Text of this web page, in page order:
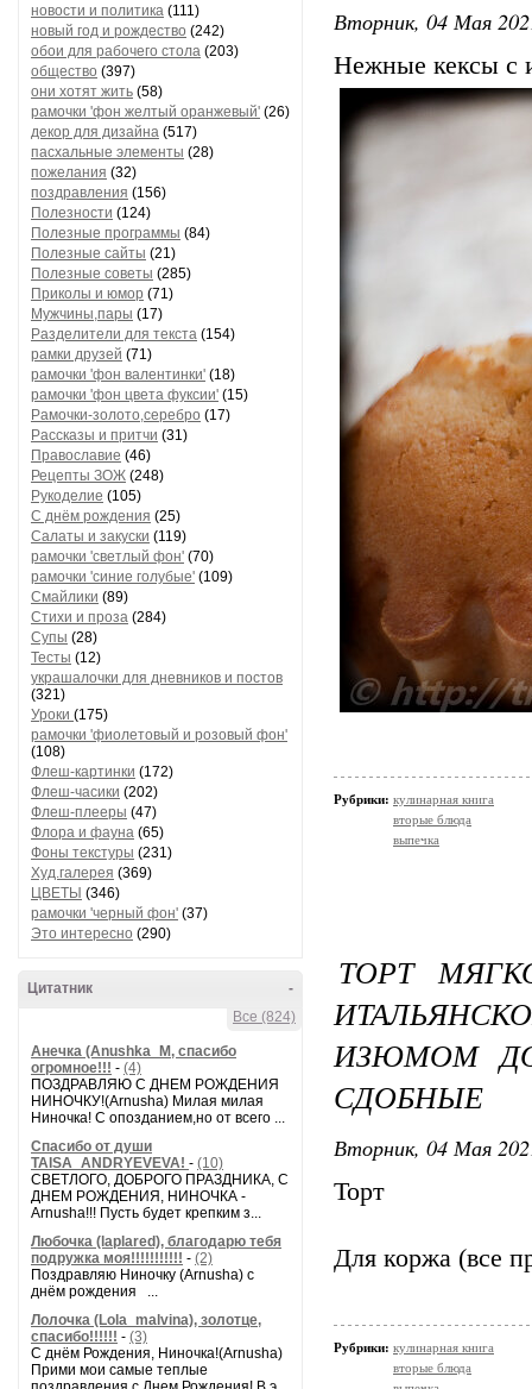
новости и политика (111)
новый год и рождество (242)
обои для рабочего стола (203)
общество (397)
они хотят жить (58)
рамочки 'фон желтый оранжевый' (26)
декор для дизайна (517)
пасхальные элементы (28)
пожелания (32)
поздравления (156)
Полезности (124)
Полезные программы (84)
Полезные сайты (21)
Полезные советы (285)
Приколы и юмор (71)
Мужчины,пары (17)
Разделители для текста (154)
рамки друзей (71)
рамочки 'фон валентинки' (18)
рамочки 'фон цвета фуксии' (15)
Рамочки-золото,серебро (17)
Рассказы и притчи (31)
Православие (46)
Рецепты ЗОЖ (248)
Рукоделие (105)
С днём рождения (25)
Салаты и закуски (119)
рамочки 'светлый фон' (70)
рамочки 'синие голубые' (109)
Смайлики (89)
Стихи и проза (284)
Супы (28)
Тесты (12)
украшалочки для дневников и постов
(321)
Уроки (175)
рамочки 'фиолетовый и розовый фон'
(108)
Флеш-картинки (172)
Флеш-часики (202)
Флеш-плееры (47)
Флора и фауна (65)
Фоны текстуры (231)
Худ.галерея (369)
ЦВЕТЫ (346)
рамочки 'черный фон' (37)
Это интересно (290)
-
Цитатник
Все (824)
Анечка (Anushka_M, спасибо
огромное!!! - (4)
ПОЗДРАВЛЯЮ С ДНЕМ РОЖДЕНИЯ
НИНОЧКУ!(Arnusha) Милая милая
Ниночка! С опозданием,но от всего ...
Спасибо от души
TAISA_ANDRYEVEVA! - (10)
СВЕТЛОГО, ДОБРОГО ПРАЗДНИКА, С
ДНЕМ РОЖДЕНИЯ, НИНОЧКА -
Arnusha!!! Пусть будет крепким з...
Любочка (laplared), благодарю тебя
подружка моя!!!!!!!!!!! - (2)
Поздравляю Ниночку (Arnusha) с
днём рождения ...
Лолочка (Lola_malvina), золотце,
спасибо!!!!!! - (3)
С днём Рождения, Ниночка!(Аrnusha)
Прими мои самые теплые
Вторник, 04 Мая
Нежные кексы с
Рубрики: кулинарная книга
вторые блюда
выпечка
ТОРТ
ИЗЮМОМ
СДОБНЫЕ
Вторник, 04 Мая
Торт
Для коржа (все
Рубрики: кулинарная книга
вторые блюда